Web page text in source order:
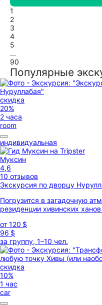
1
2
3
4
5
...
90
Популярные
скидка
20%
2 часа
room
индивидуальная
Муксин
4,6
10 отзывов
Экскурсия по дворцу
Погрузится в загадочную
резиденции хивинских
от 120 $
96 $
за группу, 1–10 чел.
скидка
10%
1 час
car